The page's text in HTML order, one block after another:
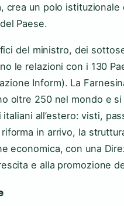
crea un polo
Paese.
del ministro, dei
le relazioni con i 130
Inform). La
oltre 250 nel mondo e
all’estero: visti,
in arrivo, la
economica, con una
e alla promozione